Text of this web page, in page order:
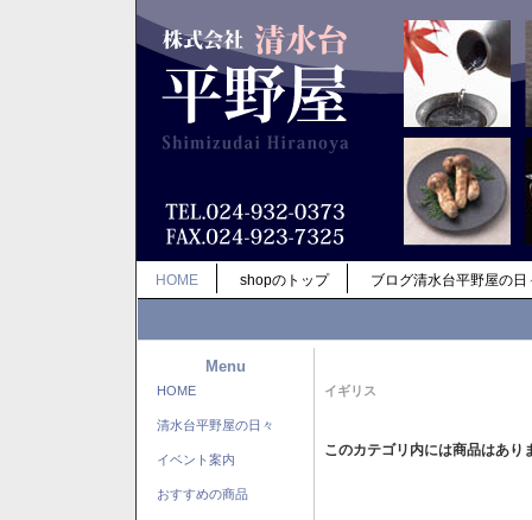
HOME shopのトップ ブログ清水台平野屋の日
Menu
HOME
清水台平野屋の日々
イベント案内
おすすめの商品
イギリス
このカテゴリ内には商品はあり